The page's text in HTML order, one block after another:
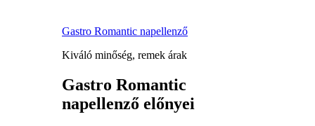
Gastro Romantic napellenző
Kiváló minőség, remek árak
Gastro Romantic
napellenző előnyei